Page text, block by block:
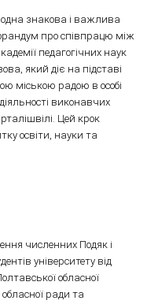
одна знакова і важлива
про співпрацю між
педагогічних наук
який діє на підставі
міською радою в особі
виконавчих
Цей крок
освіти, науки та
численних Подяк і
університету від
обласної
обласної ради та